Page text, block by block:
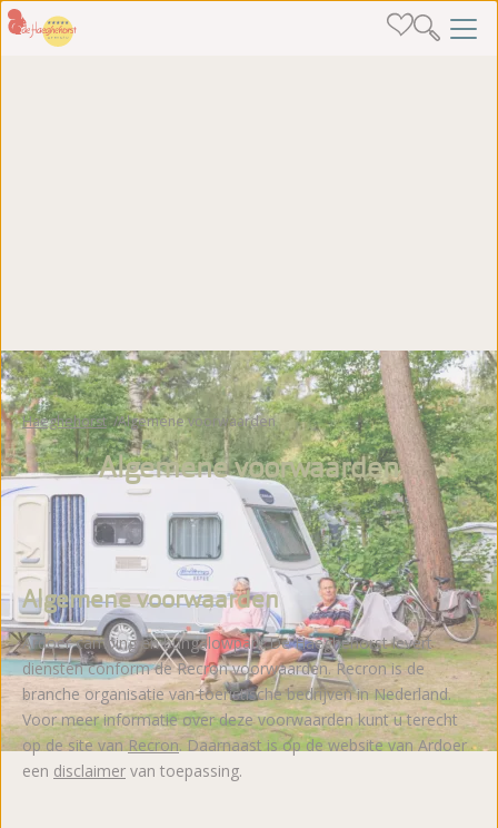
Haeghehorst Algemene voorwaarden
Algemene voorwaarden
Algemene voorwaarden
Ardoer camping en bungalowpark De Haeghehorst levert
diensten conform de Recron voorwaarden. Recron is de
branche organisatie van toeristische bedrijven in Nederland.
Voor meer informatie over deze voorwaarden kunt u terecht
op de site vanRecron. Daarnaast is op de website van Ardoer
een disclaimer van toepassing.